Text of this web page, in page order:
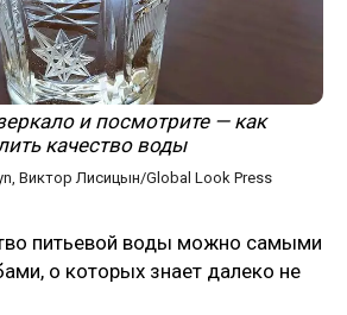
и посмотрите — как
качество воды
Виктор Лисицын/Global Look Press
питьевой воды можно самыми
о которых знает далеко не